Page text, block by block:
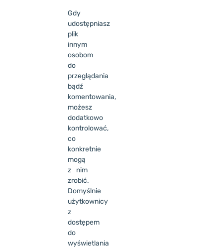
Gdy
udostępniasz
plik
innym
osobom
do
przeglądania
bądź
komentowania,
możesz
dodatkowo
kontrolować,
co
konkretnie
mogą
z nim
zrobić.
Domyślnie
użytkownicy
z
dostępem
do
wyświetlania